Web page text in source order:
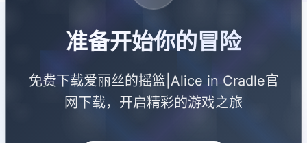
准备开始你的冒险
免费下载爱丽丝的摇篮|Alice in Cradle官
网下载，开启精彩的游戏之旅